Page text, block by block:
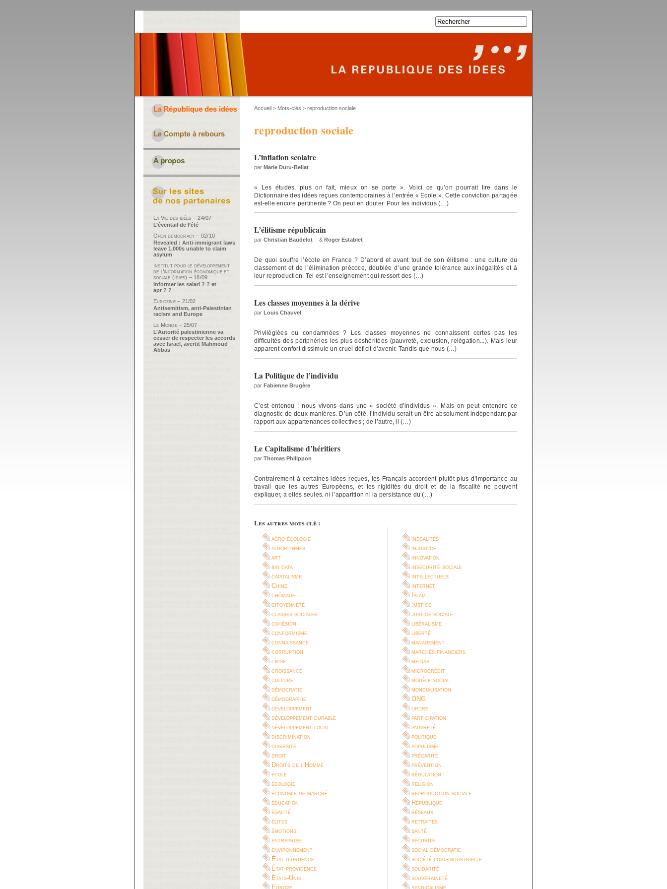
Accueil > Mots-clés > reproduction sociale
reproduction sociale
L’inflation scolaire
par Marie Duru-Bellat
« Les études, plus on fait, mieux on se porte ». Voici ce qu’on pourrait lire dans le
Dictionnaire des idées reçues contemporaines à l’entrée « Ecole ». Cette conviction partagée
est-elle encore pertinente ? On peut en douter. Pour les individus (…)
L’élitisme républicain
par Christian Baudelot & Roger Establet
De quoi souffre l’école en France ? D’abord et avant tout de son élitisme : une culture du
classement et de l’élimination précoce, doublée d’une grande tolérance aux inégalités et à
leur reproduction. Tel est l’enseignement qui ressort des (…)
Les classes moyennes à la dérive
par Louis Chauvel
Privilégiées ou condamnées ? Les classes moyennes ne connaissent certes pas les
difficultés des périphéries les plus déshéritées (pauvreté, exclusion, relégation...). Mais leur
apparent confort dissimule un cruel déficit d’avenir. Tandis que nous (…)
La Politique de l’individu
par Fabienne Brugère
C’est entendu : nous vivons dans une « société d’individus ». Mais on peut entendre ce
diagnostic de deux manières. D’un côté, l’individu serait un être absolument indépendant par
rapport aux appartenances collectives ; de l’autre, il (…)
Le Capitalisme d’héritiers
par Thomas Philippon
Contrairement à certaines idées reçues, les Français accordent plutôt plus d’importance au
travail que les autres Européens, et les rigidités du droit et de la fiscalité ne peuvent
expliquer, à elles seules, ni l’apparition ni la persistance du (…)
Les autres mots clé :
agro-écologie
algorithmes
art
big data
capitalisme
Chine
chômage
citoyenneté
classes sociales
cohésion
conformisme
connaissance
corruption
crise
croissance
culture
démocratie
démographie
développement
développement durable
développement local
discrimination
diversité
droit
Droits de l’Homme
école
écologie
économie de marché
éducation
égalité
élites
émotions
entreprise
environnement
État d’urgence
État-providence
États-Unis
Europe
inégalités
injustice
innovation
insécurité sociale
intellectuels
internet
Islam
justice
justice sociale
libéralisme
liberté
management
marchés financiers
médias
microcrédit
modèle social
mondialisation
ONG
ordre
participation
pauvreté
politique
populisme
précarité
prévention
régulation
religion
reproduction sociale
République
réseaux
retraites
santé
sécurité
social-démocratie
société post-industrielle
solidarité
souveraineté
syndicalisme
La Vie des idées – 24/07
L’éventail de l’été
Open democracy – 02/10
Revealed : Anti-immigrant laws
leave 1,000s unable to claim
asylum
Institut pour le développement
de l’information économique et
sociale (Idies) – 18/09
Informer les salari ? ? et
apr ? ?
Eurozine – 21/02
Antisemitism, anti-Palestinian
racism and Europe
Le Monde – 25/07
L’Autorité palestinienne va
cesser de respecter les accords
avec Israël, avertit Mahmoud
Abbas